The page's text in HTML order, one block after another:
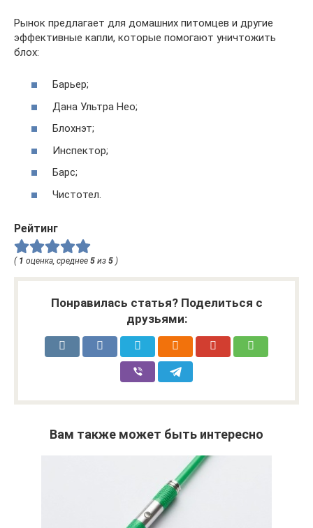
Рынок предлагает для домашних питомцев и другие
эффективные капли, которые помогают уничтожить
блох:
Барьер;
Дана Ультра Нео;
Блохнэт;
Инспектор;
Барс;
Чистотел.
Рейтинг
( 1 оценка, среднее 5 из 5 )
Понравилась статья? Поделиться с
друзьями:
Вам также может быть интересно